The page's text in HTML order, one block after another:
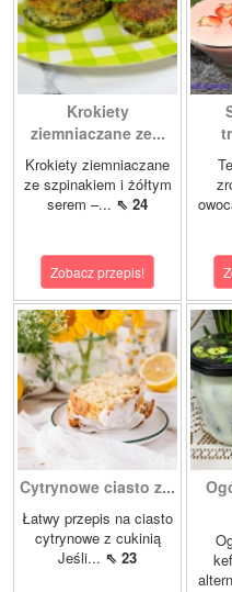
Krokiety
ziemniaczane ze...
Krokiety ziemniaczane
ze szpinakiem i żółtym
serem –... ⇖ 24
Zobacz przepis!
Cytrynowe ciasto z...
Łatwy przepis na ciasto
cytrynowe z cukinią
Jeśli... ⇖ 23